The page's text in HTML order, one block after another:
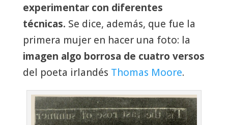
experimentar con diferentes
técnicas. Se dice, además, que fue la
primera mujer en hacer una foto: la
imagen algo borrosa de cuatro versos
del poeta irlandés Thomas Moore.